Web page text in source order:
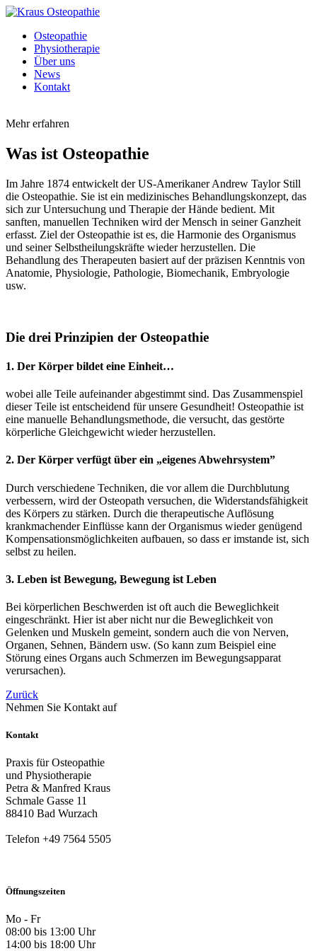
Osteopathie
Physiotherapie
Über uns
News
Kontakt
Mehr erfahren
Was ist Osteopathie
Im Jahre 1874 entwickelt der US-Amerikaner Andrew Taylor Still
die Osteopathie. Sie ist ein medizinisches Behandlungskonzept, das
sich zur Untersuchung und Therapie der Hände bedient. Mit
sanften, manuellen Techniken wird der Mensch in seiner Ganzheit
erfasst. Ziel der Osteopathie ist es, die Harmonie des Organismus
und seiner Selbstheilungskräfte wieder herzustellen. Die
Behandlung des Therapeuten basiert auf der präzisen Kenntnis von
Anatomie, Physiologie, Pathologie, Biomechanik, Embryologie
usw.
Die drei Prinzipien der Osteopathie
1. Der Körper bildet eine Einheit…
wobei alle Teile aufeinander abgestimmt sind. Das Zusammenspiel
dieser Teile ist entscheidend für unsere Gesundheit! Osteopathie ist
eine manuelle Behandlungsmethode, die versucht, das gestörte
körperliche Gleichgewicht wieder herzustellen.
2. Der Körper verfügt über ein „eigenes Abwehrsystem”
Durch verschiedene Techniken, die vor allem die Durchblutung
verbessern, wird der Osteopath versuchen, die Widerstandsfähigkeit
des Körpers zu stärken. Durch die therapeutische Auflösung
krankmachender Einflüsse kann der Organismus wieder genügend
Kompensationsmöglichkeiten aufbauen, so dass er imstande ist, sich
selbst zu heilen.
3. Leben ist Bewegung, Bewegung ist Leben
Bei körperlichen Beschwerden ist oft auch die Beweglichkeit
eingeschränkt. Hier ist aber nicht nur die Beweglichkeit von
Gelenken und Muskeln gemeint, sondern auch die von Nerven,
Organen, Sehnen, Bändern usw. (So kann zum Beispiel eine
Störung eines Organs auch Schmerzen im Bewegungsapparat
verursachen).
Zurück
Nehmen Sie Kontakt auf
Kontakt
Praxis für Osteopathie
und Physiotherapie
Petra & Manfred Kraus
Schmale Gasse 11
88410 Bad Wurzach
Telefon +49 7564 5505
Öffnungszeiten
Mo - Fr
08:00 bis 13:00 Uhr
14:00 bis 18:00 Uhr